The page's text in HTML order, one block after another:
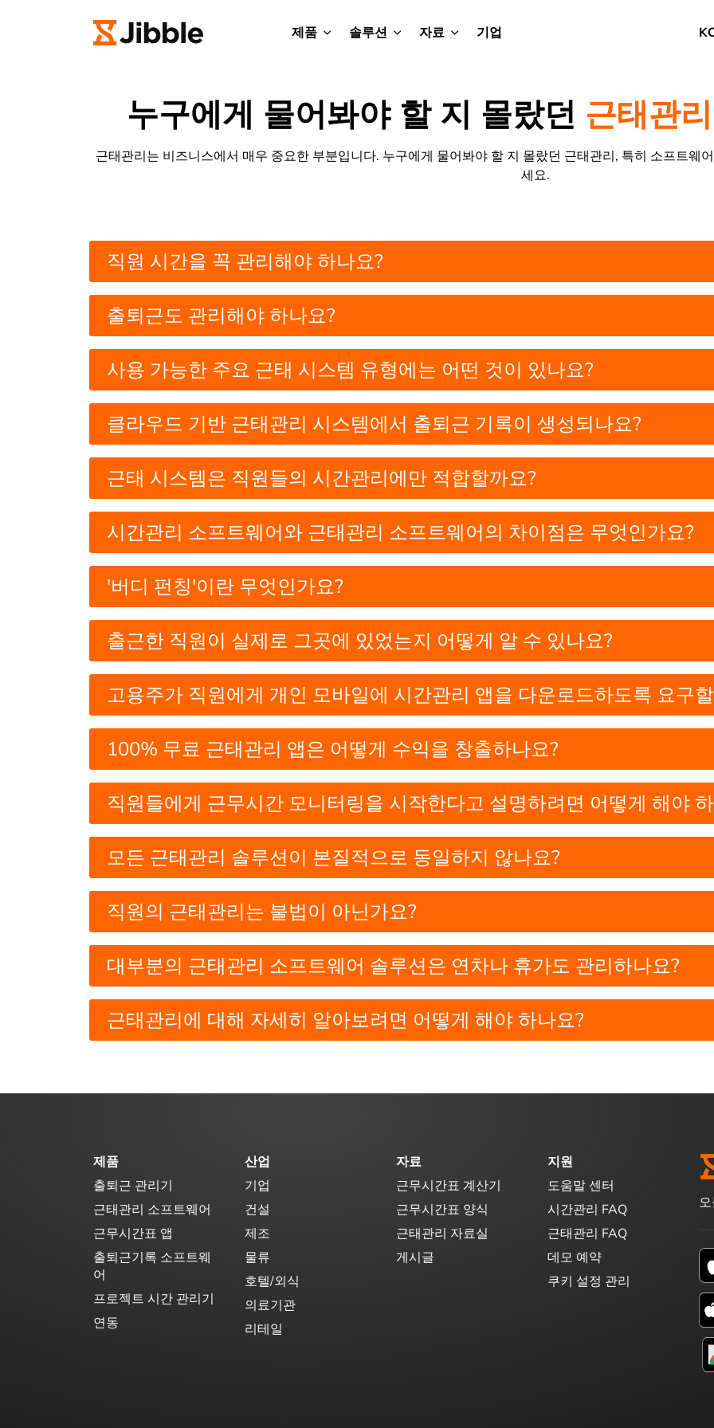
제품 솔루션 자료 기업
누구에게 물어봐야 할 지 몰랐던 근태관리
근태관리는 비즈니스에서 매우 중요한 부분입니다. 누구에게 물어봐야 할 지 몰랐던 근태관리, 특히 소프트웨
세요.
직원 시간을 꼭 관리해야 하나요?
출퇴근도 관리해야 하나요?
사용 가능한 주요 근태 시스템 유형에는 어떤 것이 있나요?
클라우드 기반 근태관리 시스템에서 출퇴근 기록이 생성되나요?
근태 시스템은 직원들의 시간관리에만 적합할까요?
시간관리 소프트웨어와 근태관리 소프트웨어의 차이점은 무엇인가요?
'버디 펀칭'이란 무엇인가요?
출근한 직원이 실제로 그곳에 있었는지 어떻게 알 수 있나요?
고용주가 직원에게 개인 모바일에 시간관리 앱을 다운로드하도록 요구
100% 무료 근태관리 앱은 어떻게 수익을 창출하나요?
직원들에게 근무시간 모니터링을 시작한다고 설명하려면 어떻게 해야
모든 근태관리 솔루션이 본질적으로 동일하지 않나요?
직원의 근태관리는 불법이 아닌가요?
대부분의 근태관리 소프트웨어 솔루션은 연차나 휴가도 관리하나요?
근태관리에 대해 자세히 알아보려면 어떻게 해야 하나요?
제품
출퇴근 관리기
근태관리 소프트웨어
근무시간표 앱
출퇴근기록 소프트웨
어
프로젝트 시간 관리기
연동
산업
기업
건설
제조
물류
호텔/외식
의료기관
리테일
자료
근무시간표 계산기
근무시간표 양식
근태관리 자료실
게시글
지원
도움말 센터
시간관리 FAQ
근태관리 FAQ
데모 예약
쿠키 설정 관리